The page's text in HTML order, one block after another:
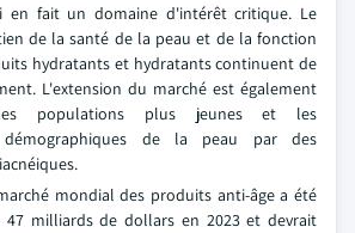
en fait un domaine d'intérêt critique. Le
de la santé de la peau et de la fonction
hydratants et hydratants continuent de
L'extension du marché est également
populations plus jeunes et les
démographiques de la peau par des
mondial des produits anti-âge a été
47 milliards de dollars en 2023 et devrait